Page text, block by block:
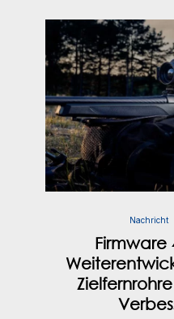
Nachricht
Firmware